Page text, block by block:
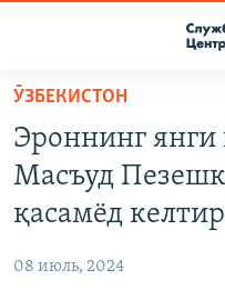
Вернуться
основному
содержанию
главной
ПОДПИСКА
КОНТАКТЫ
НАСТОЯЩЕЕ ВРЕМЯ
ӮЗБЕКИСТОН
Эроннинг янги
Масъуд
қасамёд
08 июль, 2024